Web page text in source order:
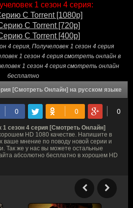
1 сезон 4 серия:
С Torrent [1080p]
С Torrent [720p]
С Torrent [400p]
4 серия, Получеловек 1 сезон 4 серия
1 сезон 4 серия смотреть онлайн в
1 сезон 4 серия смотреть онлайн
бесплатно
[Смотреть Онлайн] на русском языке
1 сезон 4 серия [Смотреть Онлайн]
HD 1080 качестве. Напишите в
ваше мнение по поводу новой серии и
Так же у нас вы можете остальные
абсолютно бесплатно в хорошем HD